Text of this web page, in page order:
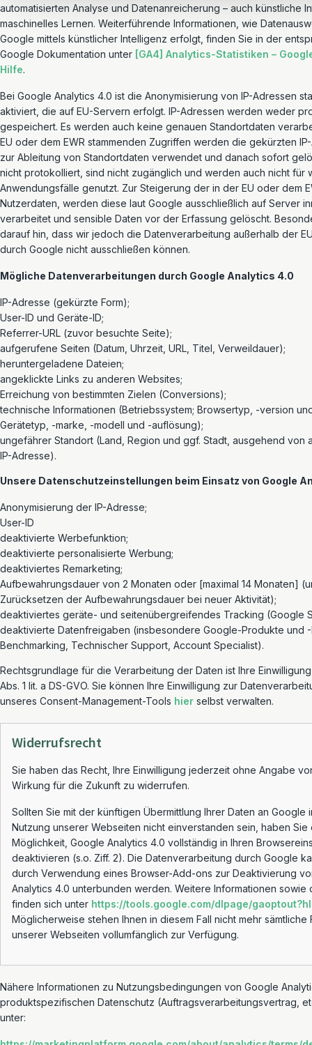
automatisierten Analyse und Datenanreicherung – auch künstliche
maschinelles Lernen. Weiterführende Informationen, wie
Google mittels künstlicher Intelligenz erfolgt, finden Sie in der
Google Dokumentation unter [GA4] Analytics-Statistiken –
Hilfe.
Bei Google Analytics 4.0 ist die Anonymisierung von IP-Adressen
aktiviert, die auf EU-Servern erfolgt. IP-Adressen werden weder
gespeichert. Es werden auch keine genauen Standortdaten
EU oder dem EWR stammenden Zugriffen werden die gekürzten
zur Ableitung von Standortdaten verwendet und danach sofort
nicht protokolliert, sind nicht zugänglich und werden auch nicht für
Anwendungsfälle genutzt. Zur Steigerung der in der EU oder dem
Nutzerdaten, werden diese laut Google ausschließlich auf Server
verarbeitet und sensible Daten vor der Erfassung gelöscht.
darauf hin, dass wir jedoch die Datenverarbeitung außerhalb der
durch Google nicht ausschließen können.
Mögliche Datenverarbeitungen durch Google Analytics 4.0
IP-Adresse (gekürzte Form);
User-ID und Geräte-ID;
Referrer-URL (zuvor besuchte Seite);
aufgerufene Seiten (Datum, Uhrzeit, URL, Titel, Verweildauer);
heruntergeladene Dateien;
angeklickte Links zu anderen Websites;
Erreichung von bestimmten Zielen (Conversions);
technische Informationen (Betriebssystem; Browsertyp, -version
Gerätetyp, -marke, -modell und -auflösung);
ungefährer Standort (Land, Region und ggf. Stadt, ausgehend von
IP-Adresse).
Unsere Datenschutzeinstellungen beim Einsatz von Google
Anonymisierung der IP-Adresse;
User-ID
deaktivierte Werbefunktion;
deaktivierte personalisierte Werbung;
deaktiviertes Remarketing;
Aufbewahrungsdauer von 2 Monaten oder [maximal 14 Monaten]
Zurücksetzen der Aufbewahrungsdauer bei neuer Aktivität);
deaktiviertes geräte- und seitenübergreifendes Tracking (Google
deaktivierte Datenfreigaben (insbesondere Google-Produkte und
Benchmarking, Technischer Support, Account Specialist).
Rechtsgrundlage für die Verarbeitung der Daten ist Ihre
Abs. 1 lit. a DS-GVO. Sie können Ihre Einwilligung zur
unseres Consent-Management-Tools hier selbst verwalten.
Widerrufsrecht
Sie haben das Recht, Ihre Einwilligung jederzeit ohne Angabe
Wirkung für die Zukunft zu widerrufen.
Sollten Sie mit der künftigen Übermittlung Ihrer Daten an Google
Nutzung unserer Webseiten nicht einverstanden sein, haben Sie
Möglichkeit, Google Analytics 4.0 vollständig in Ihren
deaktivieren (s.o. Ziff. 2). Die Datenverarbeitung durch Google
durch Verwendung eines Browser-Add-ons zur Deaktivierung
Analytics 4.0 unterbunden werden. Weitere Informationen sowie
finden sich unter https://tools.google.com/dlpage/
Möglicherweise stehen Ihnen in diesem Fall nicht mehr sämtliche
unserer Webseiten vollumfänglich zur Verfügung.
Nähere Informationen zu Nutzungsbedingungen von Google
produktspezifischen Datenschutz (Auftragsverarbeitungsvertrag,
unter: